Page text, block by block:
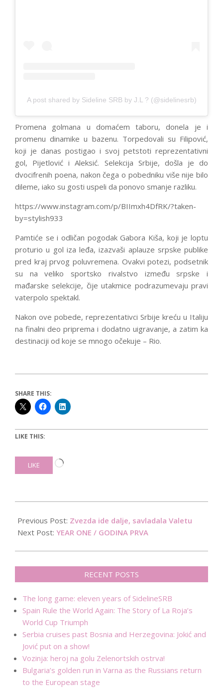
A post shared by Sideline SRB by J.L ? (@sidelinesrb)
Promena golmana u domaćem taboru, donela je i
promenu dinamike u bazenu. Torpedovali su Filipović,
koji je danas postigao i svoj petstoti reprezentativni
gol, Pijetlović i Aleksić. Selekcija Srbije, došla je do
dvocifrenih poena, nakon čega o pobedniku više nije bilo
dileme, iako su gosti uspeli da ponovo smanje razliku.
https://www.instagram.com/p/BIImxh4DfRK/?taken-
by=stylish933
Pamtiće se i odličan pogodak Gabora Kiša, koji je loptu
proturio u gol iza leđa, izazvaši aplauze srpske publike
pred kraj prvog poluvremena. Ovakvi potezi, podsetnik
su na veliko sportsko rivalstvo između srpske i
mađarske selekcije, čije utakmice podrazumevaju pravi
vaterpolo spektakl.
Nakon ove pobede, reprezentativci Srbije kreću u Italiju
na finalni deo priprema i dodatno uigravanje, a zatim ka
destinaciji od koje se mnogo očekuje – Rio.
SHARE THIS:
LIKE THIS:
LIKE
Loading…
07-
21
Previous Post: Zvezda ide dalje, savladala Valetu
Next Post: YEAR ONE / GODINA PRVA
RECENT POSTS
The long game: eleven years of SidelineSRB
Spain Rule the World Again: The Story of La Roja’s
World Cup Triumph
Serbia cruises past Bosnia and Herzegovina: Jokić and
Jović put on a show!
Vozinja: heroj na golu Zelenortskih ostrva!
Bulgaria’s golden run in Varna as the Russians return
to the European stage